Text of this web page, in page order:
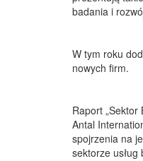
badania i
W tym roku
nowych firm.
Raport
Antal
spojrzenia na
sektorze usług